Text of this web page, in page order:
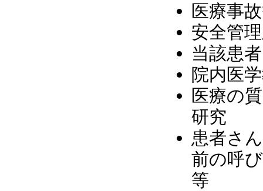
医療事
安全管
当該患
院内医
医療の
研究
患者さ
前の呼
等